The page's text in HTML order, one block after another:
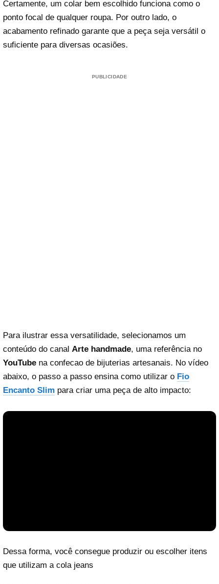
Certamente, um colar bem escolhido funciona como o
ponto focal de qualquer roupa. Por outro lado, o
acabamento refinado garante que a peça seja versátil o
suficiente para diversas ocasiões.
PUBLICIDADE
Para ilustrar essa versatilidade, selecionamos um
conteúdo do canal Arte handmade, uma referência no
YouTube na confecao de bijuterias artesanais. No vídeo
abaixo, o passo a passo ensina como utilizar o Fio
Encanto Slim para criar uma peça de alto impacto:
Dessa forma, você consegue produzir ou escolher itens
que utilizam a cola jeans